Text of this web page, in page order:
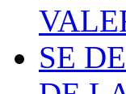
SE